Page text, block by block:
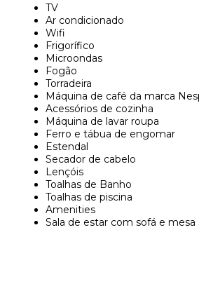
TV
Ar condicionado
Wifi
Frigorífico
Microondas
Fogão
Torradeira
Máquina de café da marca
Acessórios de cozinha
Máquina de lavar roupa
Ferro e tábua de engomar
Estendal
Secador de cabelo
Lençóis
Toalhas de Banho
Toalhas de piscina
Amenities
Sala de estar com sofá e mesa